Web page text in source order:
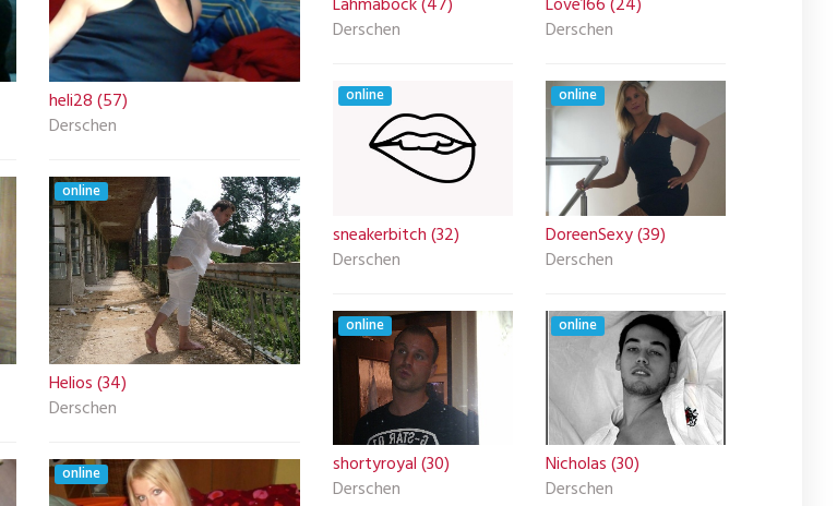
heli28 (57)
Derschen
online
Helios (34)
Derschen
online
Derschen
Derschen
online
sneakerbitch (32)
Derschen
online
DoreenSexy (39)
Derschen
online
shortyroyal (30)
Derschen
online
Nicholas (30)
Derschen